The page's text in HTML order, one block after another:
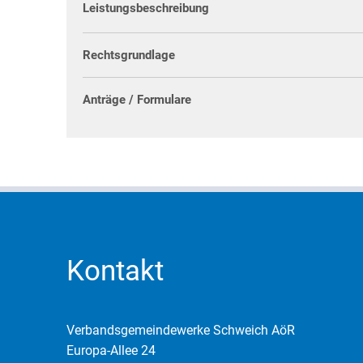
Leistungsbeschreibung
Rechtsgrundlage
Anträge / Formulare
Kontakt
Verbandsgemeindewerke Schweich AöR
Europa-Allee 24